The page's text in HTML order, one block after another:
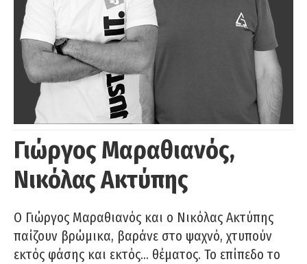
Γιώργος Μαραθιανός,
Νικόλας Ακτύπης
Ο Γιώργος Μαραθιανός και ο Νικόλας Ακτύπης
παίζουν βρώμικα, βαράνε στο ψαχνό, χτυπούν
εκτός φάσης και εκτός… θέματος. Το επίπεδο το